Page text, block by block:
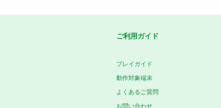
ご利用ガイド
プレイガイド
動作対象端末
よくあるご質問
お問い合わせ